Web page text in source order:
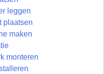
leggen
plaatsen
maken
monteren